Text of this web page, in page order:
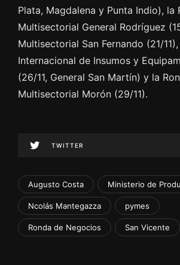
Plata, Magdalena y Punta Indio), la
Multisectorial General Rodríguez
Multisectorial San Fernando (21/
Internacional de Insumos y
(26/11, General San Martín) y la
Multisectorial Morón (29/11).
TWITTER
Augusto Costa Ministerio de
Ncolás Mantegazza pymes
Ronda de Negocios San Vicente